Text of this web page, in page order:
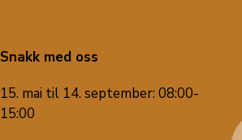
Snakk med oss
15. mai til 14. september: 08:00-
15:00